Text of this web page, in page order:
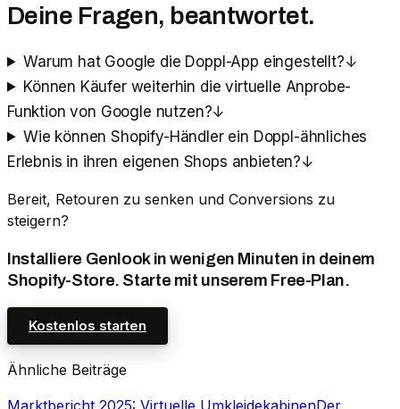
Deine Fragen, beantwortet.
Warum hat Google die Doppl-App eingestellt?↓
Können Käufer weiterhin die virtuelle Anprobe-
Funktion von Google nutzen?↓
Wie können Shopify-Händler ein Doppl-ähnliches
Erlebnis in ihren eigenen Shops anbieten?↓
Bereit, Retouren zu senken und Conversions zu
steigern?
Installiere Genlook in wenigen Minuten in deinem
Shopify-Store. Starte mit unserem Free-Plan.
Kostenlos starten
Ähnliche Beiträge